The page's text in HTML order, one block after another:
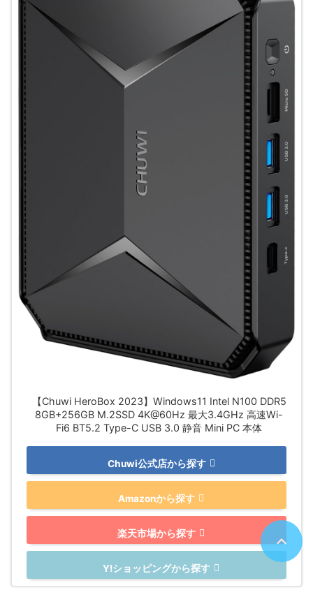
【Chuwi HeroBox 2023】Windows11 Intel N100 DDR5
8GB+256GB M.2SSD 4K@60Hz 最大3.4GHz 高速Wi-
Fi6 BT5.2 Type-C USB 3.0 静音 Mini PC 本体
Chuwi公式店から探す
Amazonから探す
楽天市場から探す
Y!ショッピングから探す